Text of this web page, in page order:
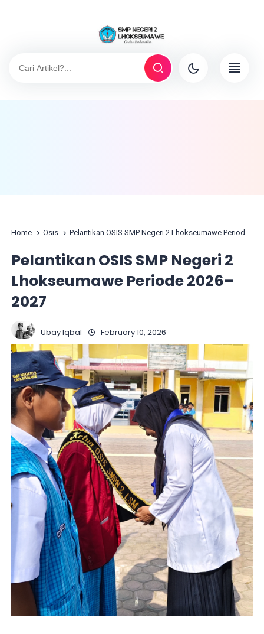
Home Osis Pelantikan OSIS SMP Negeri 2 Lhokseumawe Periode 2026–2027
Pelantikan OSIS SMP Negeri 2
Lhokseumawe Periode 2026–
2027
Ubay Iqbal February 10, 2026